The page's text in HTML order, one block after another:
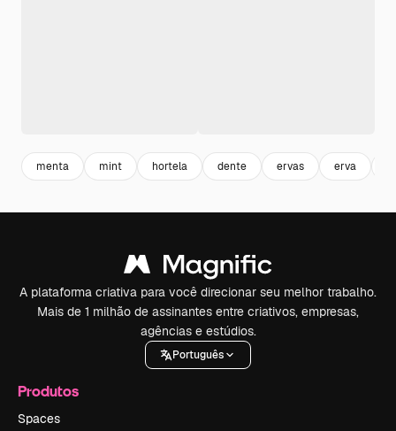
menta mint hortela dente ervas erva
A plataforma criativa para você direcionar seu melhor trabalho.
Mais de 1 milhão de assinantes entre criativos, empresas,
agências e estúdios.
Português
Produtos
Spaces